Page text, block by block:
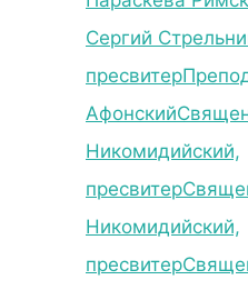
Сергий
пресвитер
Афонский
Никомидийский,
пресвитер
Никомидийский,
пресвитер